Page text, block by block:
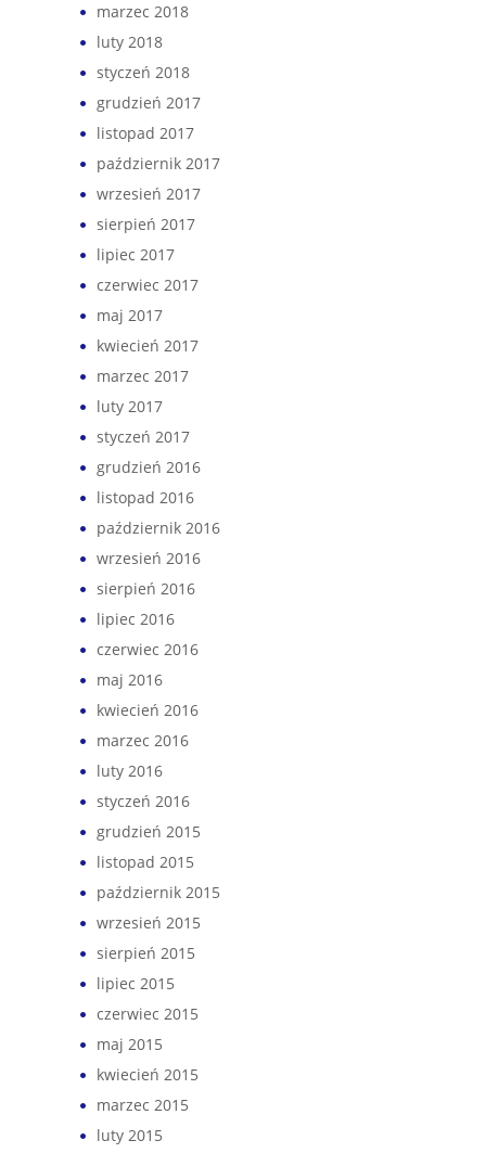
marzec 2018
luty 2018
styczeń 2018
grudzień 2017
listopad 2017
październik 2017
wrzesień 2017
sierpień 2017
lipiec 2017
czerwiec 2017
maj 2017
kwiecień 2017
marzec 2017
luty 2017
styczeń 2017
grudzień 2016
listopad 2016
październik 2016
wrzesień 2016
sierpień 2016
lipiec 2016
czerwiec 2016
maj 2016
kwiecień 2016
marzec 2016
luty 2016
styczeń 2016
grudzień 2015
listopad 2015
październik 2015
wrzesień 2015
sierpień 2015
lipiec 2015
czerwiec 2015
maj 2015
kwiecień 2015
marzec 2015
luty 2015